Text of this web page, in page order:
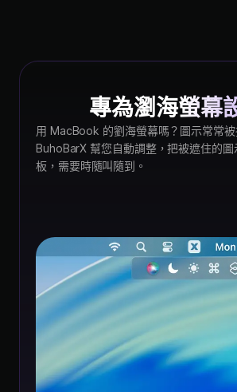
專為瀏海螢幕
用 MacBook 的劉海螢幕嗎？圖示常常被
BuhoBarX 幫您自動調整，把被遮住的
板，需要時隨叫隨到。